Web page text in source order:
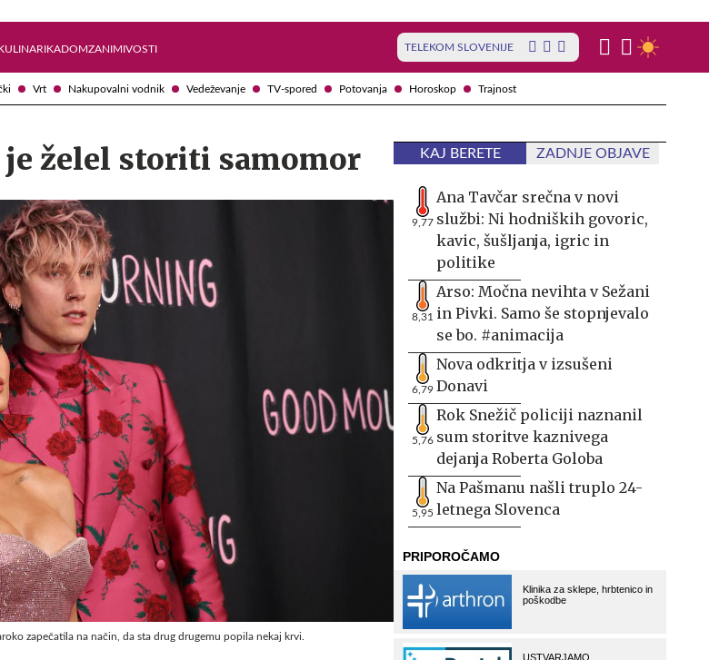
Vrt Nakupovalni vodnik Vedeževanje TV-spored Potovanja Horoskop Trajnost
DOMZANIMIVOSTI TELEKOM SLOVENIJE
želel storiti samomor
zapečatila na način, da sta drug drugemu popila nekaj krvi.
KAJ BERETE ZADNJE OBJAVE
9,77
Ana Tavčar srečna v novi
službi: Ni hodniških govoric,
kavic, šušljanja, igric in
politike
8,31
Arso: Močna nevihta v Sežani
in Pivki. Samo še stopnjevalo
se bo. #animacija
6,79
Nova odkritja v izsušeni
Donavi
5,76
Rok Snežič policiji naznanil
sum storitve kaznivega
dejanja Roberta Goloba
5,95
Na Pašmanu našli truplo 24-
letnega Slovenca